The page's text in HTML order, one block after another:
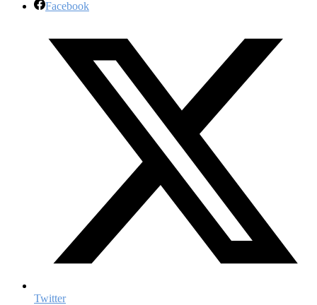
Facebook
Twitter